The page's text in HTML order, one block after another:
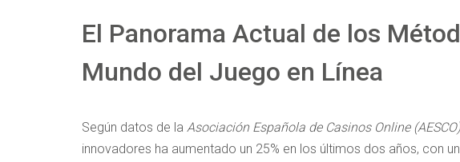
El Panorama Actual de los
Mundo del Juego en Línea
Según datos de la Asociación Española de Casinos Online (AESCO)
innovadores ha aumentado un 25% en los últimos dos años, con